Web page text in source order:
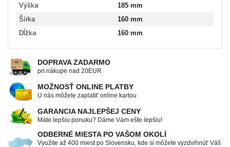
Výška
185 mm
Šírka
160 mm
Dĺžka
160 mm
DOPRAVA ZADARMO
pri nákupe nad 20EUR
MOŽNOSŤ ONLINE PLATBY
U nás môžete zaplatiť online kartou
GARANCIA NAJLEPŠEJ CENY
Máte lepšiu ponuku? Dáme Vám ešte lepšiu!
ODBERNÉ MIESTA PO VAŠOM OKOLÍ
Využite až 400 miest po Slovensku, kde si môžete vyzdvihnúť Váš